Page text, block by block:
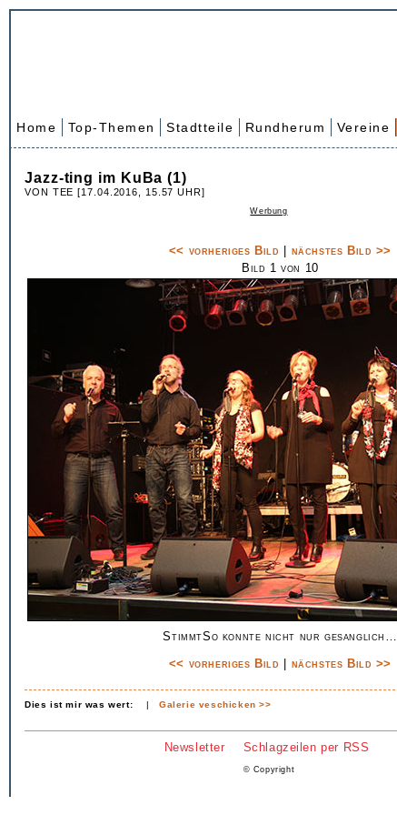
Home Top-Themen Stadtteile Rundherum Vereine
Jazz-ting im KuBa (1)
VON TEE [17.04.2016, 15.57 UHR]
Werbung
<< vorheriges Bild
nächstes Bild >>
Bild 1 von 10
StimmtSo konnte nicht nur gesanglich…
<< vorheriges Bild
nächstes Bild >>
Dies ist mir was wert: |Galerie veschicken >>
Newsletter Schlagzeilen per RSS
© Copyright